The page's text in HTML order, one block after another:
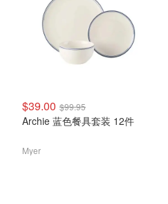
$39.00 $99.95
Archie 蓝色餐具套装 12件
Myer